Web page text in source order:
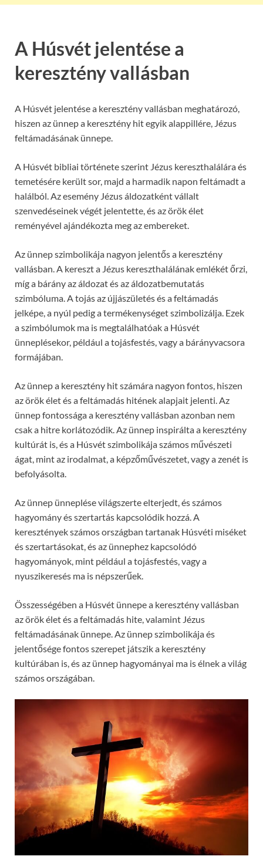
A Húsvét jelentése a
keresztény vallásban
A Húsvét jelentése a keresztény vallásban meghatározó,
hiszen az ünnep a keresztény hit egyik alappillére, Jézus
feltámadásának ünnepe.
A Húsvét bibliai története szerint Jézus kereszthalálára és
temetésére került sor, majd a harmadik napon feltámadt a
halálból. Az esemény Jézus áldozatként vállalt
szenvedéseinek végét jelentette, és az örök élet
reményével ajándékozta meg az embereket.
Az ünnep szimbolikája nagyon jelentős a keresztény
vallásban. A kereszt a Jézus kereszthalálának emlékét őrzi,
míg a bárány az áldozat és az áldozatbemutatás
szimbóluma. A tojás az újjászületés és a feltámadás
jelképe, a nyúl pedig a termékenységet szimbolizálja. Ezek
a szimbólumok ma is megtalálhatóak a Húsvét
ünneplésekor, például a tojásfestés, vagy a bárányvacsora
formájában.
Az ünnep a keresztény hit számára nagyon fontos, hiszen
az örök élet és a feltámadás hitének alapjait jelenti. Az
ünnep fontossága a keresztény vallásban azonban nem
csak a hitre korlátozódik. Az ünnep inspirálta a keresztény
kultúrát is, és a Húsvét szimbolikája számos művészeti
ágat, mint az irodalmat, a képzőművészetet, vagy a zenét is
befolyásolta.
Az ünnep ünneplése világszerte elterjedt, és számos
hagyomány és szertartás kapcsolódik hozzá. A
keresztények számos országban tartanak Húsvéti miséket
és szertartásokat, és az ünnephez kapcsolódó
hagyományok, mint például a tojásfestés, vagy a
nyuszikeresés ma is népszerűek.
Összességében a Húsvét ünnepe a keresztény vallásban
az örök élet és a feltámadás hite, valamint Jézus
feltámadásának ünnepe. Az ünnep szimbolikája és
jelentősége fontos szerepet játszik a keresztény
kultúrában is, és az ünnep hagyományai ma is élnek a világ
számos országában.